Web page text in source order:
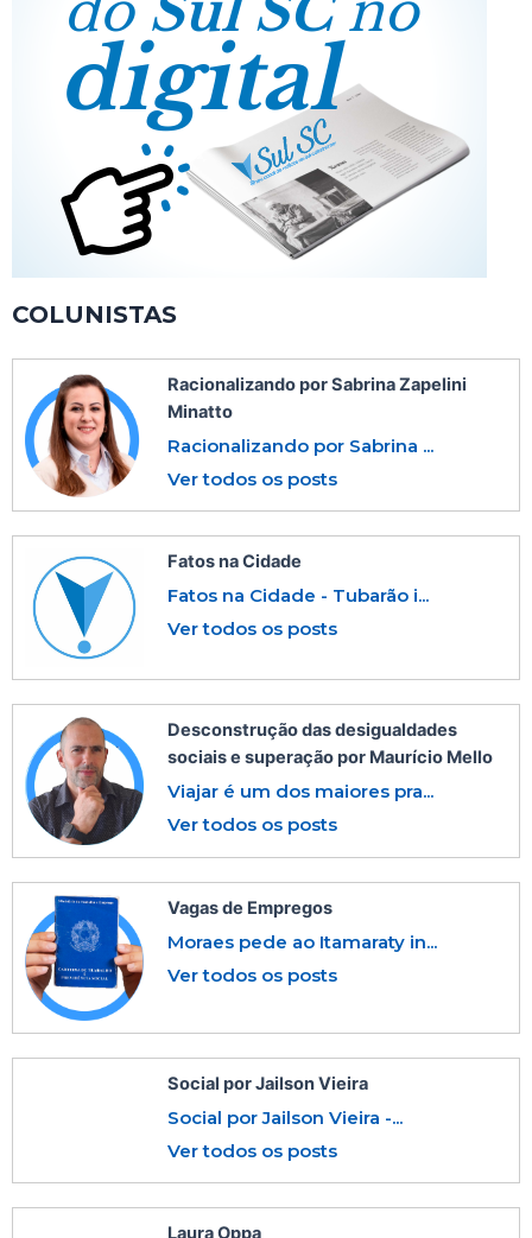
COLUNISTAS
Racionalizando por Sabrina Zapelini
Minatto
Racionalizando por Sabrina ...
Ver todos os posts
Fatos na Cidade
Fatos na Cidade - Tubarão i...
Ver todos os posts
Desconstrução das desigualdades
sociais e superação por Maurício Mello
Viajar é um dos maiores pra...
Ver todos os posts
Vagas de Empregos
Moraes pede ao Itamaraty in...
Ver todos os posts
Social por Jailson Vieira
Social por Jailson Vieira -...
Ver todos os posts
Laura Oppa